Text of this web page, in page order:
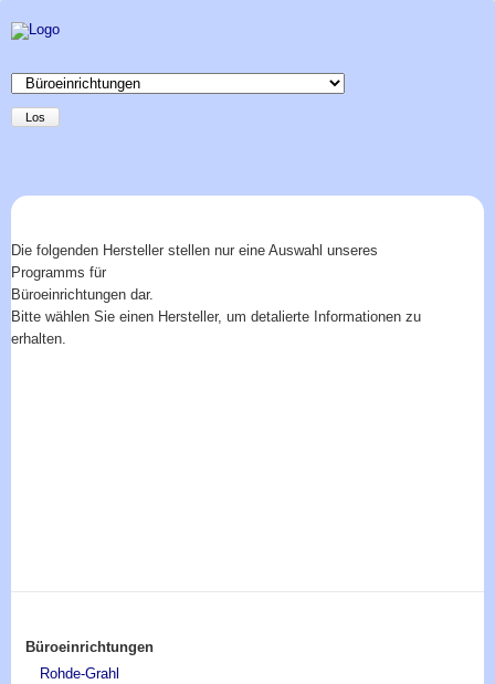
Zielseite
Los
Die folgenden Hersteller stellen nur eine Auswahl unseres
Programms für
Büroeinrichtungen dar.
Bitte wählen Sie einen Hersteller, um detalierte Informationen zu
erhalten.
überspringen
Büroeinrichtungen
Rohde-Grahl